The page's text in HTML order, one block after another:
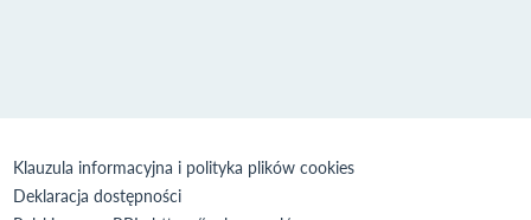
Klauzula informacyjna i polityka plików cookies
Deklaracja dostępności